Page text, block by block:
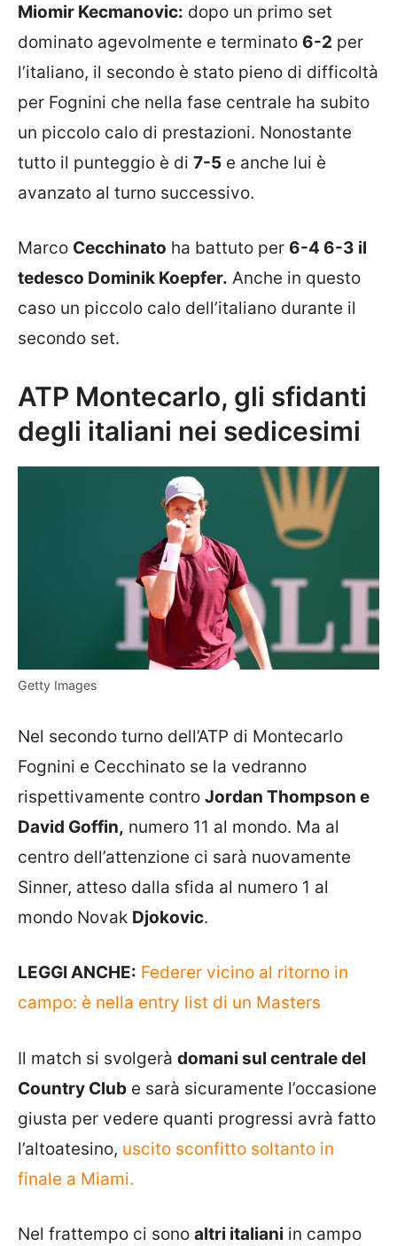
Miomir Kecmanovic: dopo un primo set
dominato agevolmente e terminato 6-2 per
l’italiano, il secondo è stato pieno di difficoltà
per Fognini che nella fase centrale ha subito
un piccolo calo di prestazioni. Nonostante
tutto il punteggio è di 7-5 e anche lui è
avanzato al turno successivo.
Marco Cecchinato ha battuto per 6-4 6-3 il
tedesco Dominik Koepfer. Anche in questo
caso un piccolo calo dell’italiano durante il
secondo set.
ATP Montecarlo, gli sfidanti
degli italiani nei sedicesimi
Getty Images
Nel secondo turno dell’ATP di Montecarlo
Fognini e Cecchinato se la vedranno
rispettivamente contro Jordan Thompson e
David Goffin, numero 11 al mondo. Ma al
centro dell’attenzione ci sarà nuovamente
Sinner, atteso dalla sfida al numero 1 al
mondo Novak Djokovic.
LEGGI ANCHE: Federer vicino al ritorno in
campo: è nella entry list di un Masters
Il match si svolgerà domani sul centrale del
Country Club e sarà sicuramente l’occasione
giusta per vedere quanti progressi avrà fatto
l’altoatesino, uscito sconfitto soltanto in
finale a Miami.
Nel frattempo ci sono altri italiani in campo